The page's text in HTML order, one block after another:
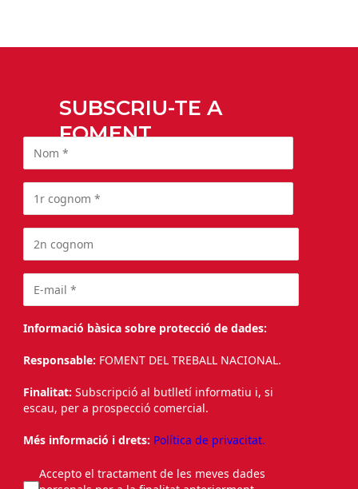
SUBSCRIU-TE A
FOMENT
Informació bàsica sobre protecció de dades:
Responsable: FOMENT DEL TREBALL NACIONAL.
Finalitat: Subscripció al butlletí informatiu i, si
escau, per a prospecció comercial.
Més informació i drets: Política de privacitat.
Accepto el tractament de les meves dades